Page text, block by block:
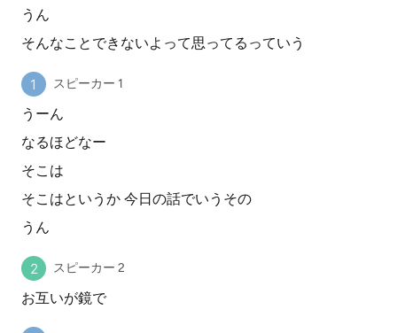
うん
そんなことできないよって思ってるっていう
スピーカー 1
うーん
なるほどなー
そこは
そこはというか 今日の話でいうその
うん
スピーカー 2
お互いが鏡で